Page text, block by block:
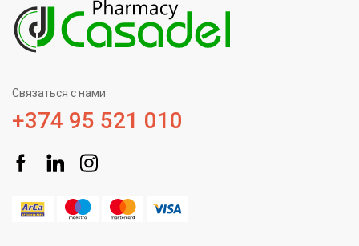
Связаться с нами
+374 95 521 010